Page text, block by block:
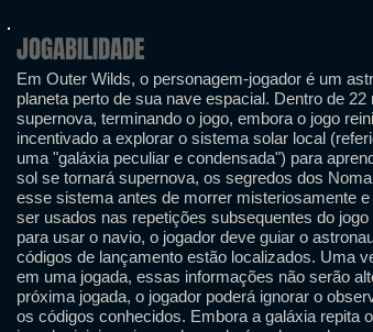
JOGABILIDADE
Em Outer Wilds, o personagem-jogador é um
planeta perto de sua nave espacial. Dentro de
supernova, terminando o jogo, embora o jogo
incentivado a explorar o sistema solar local
uma "galáxia peculiar e condensada") para
sol se tornará supernova, os segredos dos
esse sistema antes de morrer misteriosamente
ser usados ​​nas repetições subsequentes do
para usar o navio, o jogador deve guiar o
códigos de lançamento estão localizados. Uma
em uma jogada, essas informações não serão
próxima jogada, o jogador poderá ignorar o
os códigos conhecidos. Embora a galáxia repita